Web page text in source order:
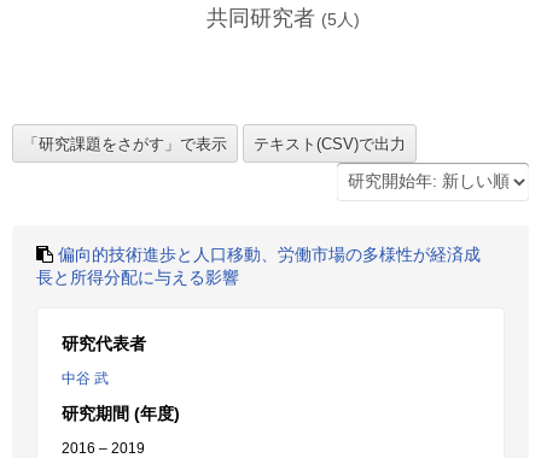
共同研究者 (5 人)
偏向的技術進歩と人口移動、労働市場の多様性が経済成
長と所得分配に与える影響
研究代表者
中谷 武
研究期間 (年度)
2016 – 2019